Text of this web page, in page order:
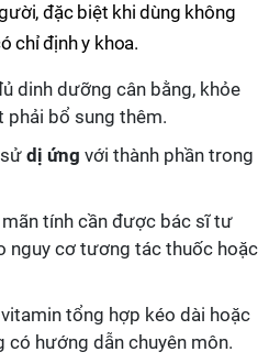
đặc biệt khi dùng không
chỉ định y khoa.
dinh dưỡng cân bằng, khỏe
phải bổ sung thêm.
dị ứng với thành phần trong
tính cần được bác sĩ tư
nguy cơ tương tác thuốc hoặc
tổng hợp kéo dài hoặc
có hướng dẫn chuyên môn.